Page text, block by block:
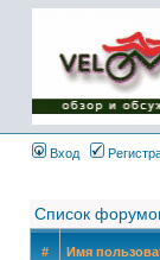
Имя
Пароль:
{
}
Вход
Список
# Имя